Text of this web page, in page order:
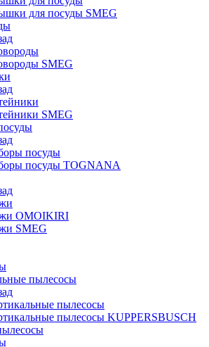
для посуды SMEG
SMEG
SMEG
посуды
посуды TOGNANA
OMOIKIRI
SMEG
пылесосы
пылесосы
пылесосы KUPPERSBUSCH